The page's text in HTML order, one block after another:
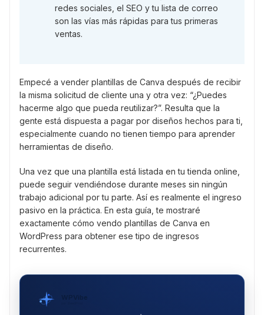
redes sociales, el SEO y tu lista de correo
son las vías más rápidas para tus primeras
ventas.
Empecé a vender plantillas de Canva después de recibir
la misma solicitud de cliente una y otra vez: “¿Puedes
hacerme algo que pueda reutilizar?”. Resulta que la
gente está dispuesta a pagar por diseños hechos para ti,
especialmente cuando no tienen tiempo para aprender
herramientas de diseño.
Una vez que una plantilla está listada en tu tienda online,
puede seguir vendiéndose durante meses sin ningún
trabajo adicional por tu parte. Así es realmente el ingreso
pasivo en la práctica. En esta guía, te mostraré
exactamente cómo vendo plantillas de Canva en
WordPress para obtener ese tipo de ingresos
recurrentes.
WPVibe